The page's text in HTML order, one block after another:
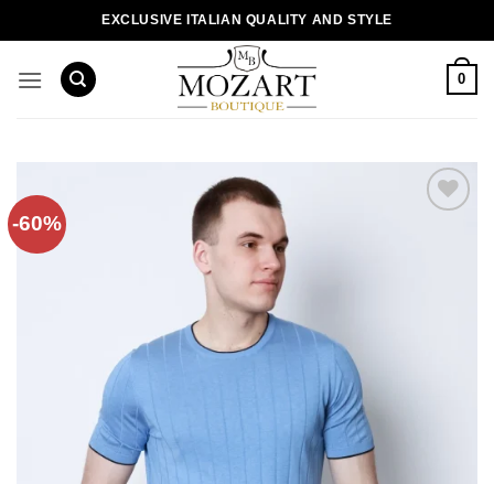
EXCLUSIVE ITALIAN QUALITY AND STYLE
0
-60%